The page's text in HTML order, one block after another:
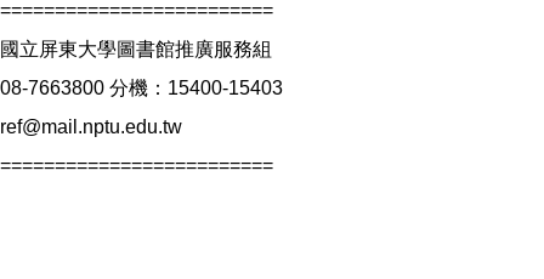
=========================
國立屏東大學圖書館推廣服務組
08-7663800 分機：15400-15403
ref@mail.nptu.edu.tw
=========================